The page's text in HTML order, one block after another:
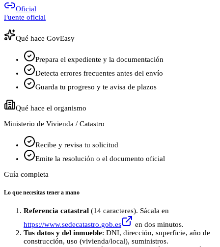
Oficial
Fuente oficial
Qué hace GovEasy
Prepara el expediente y la documentación
Detecta errores frecuentes antes del envío
Guarda tu progreso y te avisa de plazos
Qué hace el organismo
Ministerio de Vivienda / Catastro
Recibe y revisa tu solicitud
Emite la resolución o el documento oficial
Guía completa
Lo que necesitas tener a mano
Referencia catastral (14 caracteres). Sácala en
https://www.sedecatastro.gob.es
en dos minutos.
Tus datos y del inmueble: DNI, dirección, superficie, año de
construcción, uso (vivienda/local), suministros.